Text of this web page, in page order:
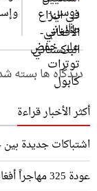
دیدگاه ها بسته
أكثر الأخبار قراءة
اشتباكات جديدة
عودة 325 مهاجراً أفغانياً من باكستان إلى وطنهم